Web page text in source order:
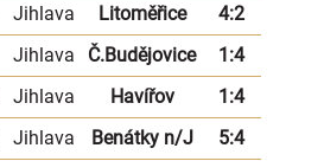
Jihlava Litoměřice
4:2
Jihlava Č.Budějovice
1:4
Jihlava Havířov
1:4
Jihlava Benátky n/J
5:4